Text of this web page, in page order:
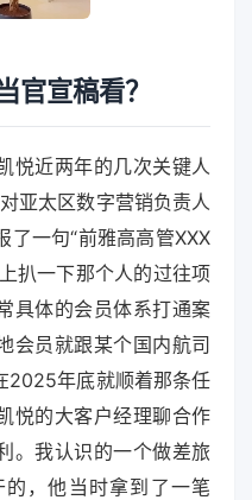
官宣稿看？
悦近两年的几次关键人
亚太区数字营销负责人
了一句“前雅高高管XXX
扒一下那个人的过往项
具体的会员体系打通案
会员就跟某个国内航司
2025年底就顺着那条任
的大客户经理聊合作
我认识的一个做差旅
，他当时拿到了一笔